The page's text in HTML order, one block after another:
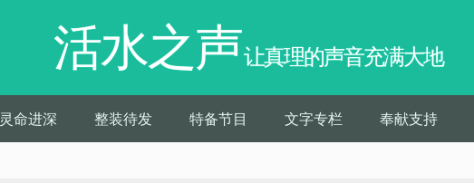
活水之声让真理的声音充满大地
灵命进深 整装待发 特备节目 文字专栏 奉献支持